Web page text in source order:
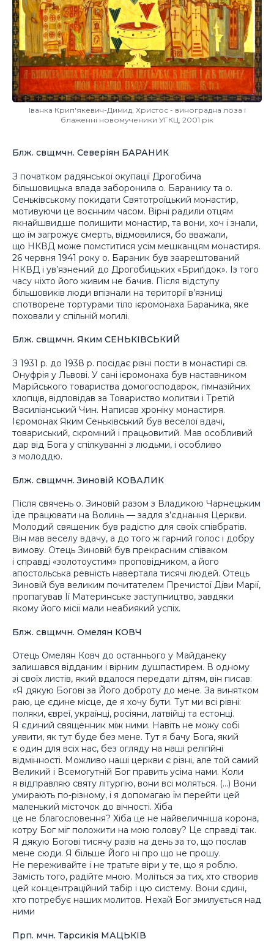
Іванка Крип'якевич-Димид, Христос - виноградна лоза і
блаженні новомученики УГКЦ, 2001 рік
Блж. свщмчн. Северіян БАРАНИК
З початком радянської окупації Дрогобича
більшовицька влада заборонила о. Баранику та о.
Сеньківському покидати Святотроїцький монастир,
мотивуючи це воєнним часом. Вірні радили отцям
якнайшвидше полишити монастир, та вони, хоч і знали,
що їм загрожує смерть, відмовилися, бо вважали,
що НКВД може помститися усім мешканцям монастиря.
26 червня 1941 року о. Бараник був заарештований
НКВД і ув’язнений до Дрогобицьких «Бриґідок». Із того
часу ніхто його живим не бачив. Після відступу
більшовиків люди впізнали на території в’язниці
спотворене тортурами тіло ієромонаха Бараника, яке
поховали у спільній могилі.
Блж. свщмчн. Яким СЕНЬКІВСЬКИЙ
З 1931 р. до 1938 р. посідає різні пости в монастирі св.
Онуфрія у Львові. У сані ієромонаха був наставником
Марійського товариства домогосподарок, гімназійних
хлопців, відповідав за Товариство молитви і Третій
Василіанський Чин. Написав хроніку монастиря.
Ієромонах Яким Сеньківський був веселої вдачі,
товариський, скромний і працьовитий. Мав особливий
дар від Бога у спілкуванні з людьми, і особливо
з молоддю.
Блж. свщмчн. Зиновій КОВАЛИК
Після свячень о. Зиновій разом з Владикою Чарнецьким
їде працювати на Волинь — задля з’єднання Церкви.
Молодий священик був радістю для своїх співбратів.
Він мав веселу вдачу, а до того ж гарний голос і добру
вимову. Отець Зиновій був прекрасним співаком
і справді «золотоустим» проповідником, а його
апостольська ревність навертала тисячі людей. Отець
Зиновій був великим почитателем Пречистої Діви Марії,
пропагував Її Материнське заступництво, завдяки
якому його місії мали неабиякий успіх.
Блж. свщмчн. Омелян КОВЧ
Отець Омелян Ковч до останнього у Майданеку
залишався відданим і вірним душпастирем. В одному
зі своїх листів, який вдалося передати дітям, він писав:
«Я дякую Богові за Його доброту до мене. За винятком
раю, це єдине місце, де я хочу бути. Тут ми всі рівні:
поляки, євреї, українці, росіяни, латвійці та естонці.
Я єдиний священник між ними. Навіть не можу собі
уявити, як тут буде без мене. Тут я бачу Бога, який
є один для всіх нас, без огляду на наші релігійні
відмінності. Можливо наші церкви є різні, але той самий
Великий і Всемогутній Бог править усіма нами. Коли
я відправляю святу літургію, вони всі моляться. (…) Вони
умирають по-різному, і я допомагаю їм перейти цей
маленький місточок до вічності. Хіба
це не благословення? Хіба це не найвеличніша корона,
котру Бог міг положити на мою голову? Це справді так.
Я дякую Богові тисячу разів на день за то, що послав
мене сюди. Я більше Його ні про що не прошу.
Не переживайте і не тратьте віри у те, що я роблю.
Замість того, радійте мною. Моліться за тих, хто створив
цей концентраційний табір і цю систему. Вони єдині,
хто потребує наших молитов. Нехай Бог змилується над
ними
Прп. мчн. Тарсикія МАЦЬКІВ